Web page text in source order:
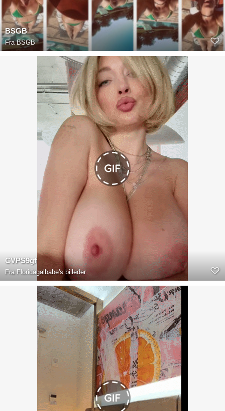
BSGB
FraBSGB
CVPS9gf
Fra Floridagalbabe's billeder